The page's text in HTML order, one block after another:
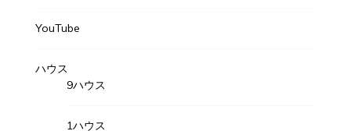
YouTube
ハウス
9ハウス
1ハウス